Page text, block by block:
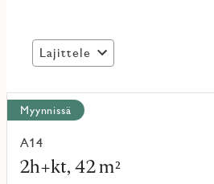
Lajittele
Näytä
kaikki
kohteet
Myynnissä
A14
2h+kt, 42 m²
Lue
lisää
kohteesta